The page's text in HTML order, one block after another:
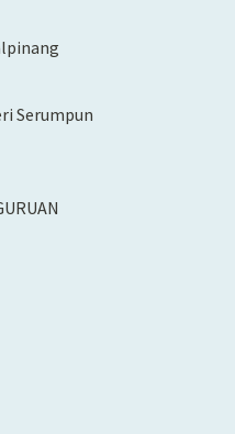
Serumpun